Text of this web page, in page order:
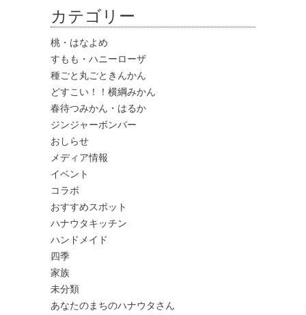
カテゴリー
桃・はなよめ
すもも・ハニーローザ
種ごと丸ごときんかん
どすこい！！横綱みかん
春待つみかん・はるか
ジンジャーボンバー
おしらせ
メディア情報
イベント
コラボ
おすすめスポット
ハナウタキッチン
ハンドメイド
四季
家族
未分類
あなたのまちのハナウタさん